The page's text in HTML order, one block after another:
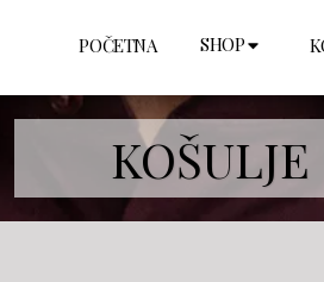
POČETNA SHOP
KOŠULJE